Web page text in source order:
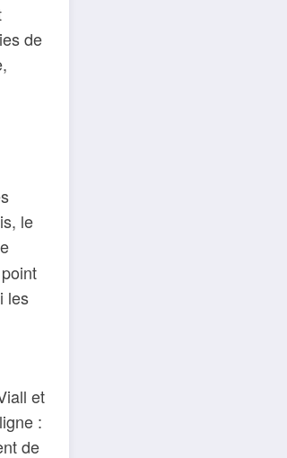
de
le
les
et
:
de